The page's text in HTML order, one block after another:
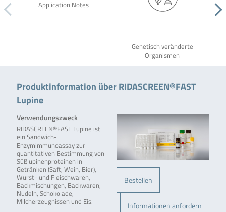
Application Notes
Genetisch veränderte
Organismen
Produktinformation über RIDASCREEN®FAST
Lupine
Bestellen
Informationen anfordern
Verwendungszweck
RIDASCREEN®FAST Lupine ist
ein Sandwich-
Enzymimmunoassay zur
quantitativen Bestimmung von
Süßlupinenproteinen in
Getränken (Saft, Wein, Bier),
Wurst- und Fleischwaren,
Backmischungen, Backwaren,
Nudeln, Schokolade,
Milcherzeugnissen und Eis.